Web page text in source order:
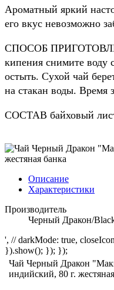
Ароматный яркий
его вкус невозможно
СПОСОБ
кипения снимите воду
остыть. Сухой чай
на стакан воды. Время
СОСТАВ байховый
Описание
Характеристики
Производитель
Черный Дракон/
', // darkMode: true,
}).show(); }); });
Чай Черный Дракон
индийский, 80 г.